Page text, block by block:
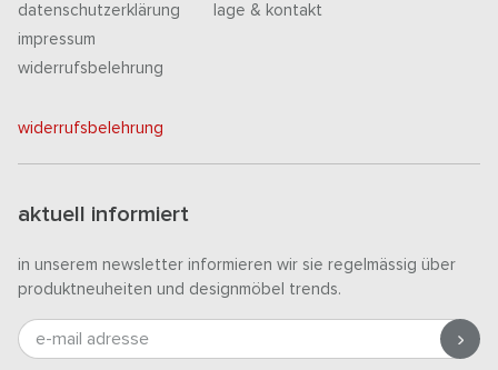
datenschutzerklärung
impressum
widerrufsbelehrung
lage & kontakt
widerrufsbelehrung
aktuell informiert
in unserem newsletter informieren wir sie regelmässig über
produktneuheiten und designmöbel trends.
e-mail adresse